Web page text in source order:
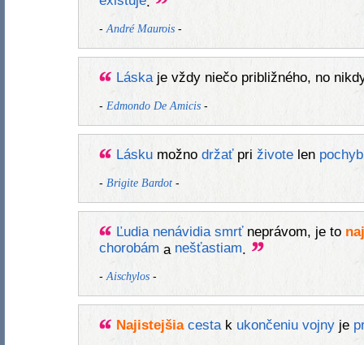
- André Maurois-
Láskaje vždy niečo približného, no
- Edmondo De Amicis-
Láskumožno držaťpri životelen
- Brigite Bardot-
Ľudia nenávidia smrťneprávom, je to
chorobám a nešťastiam
- Aischylos-
Najistejšia cestak ukončeniu vojnyje